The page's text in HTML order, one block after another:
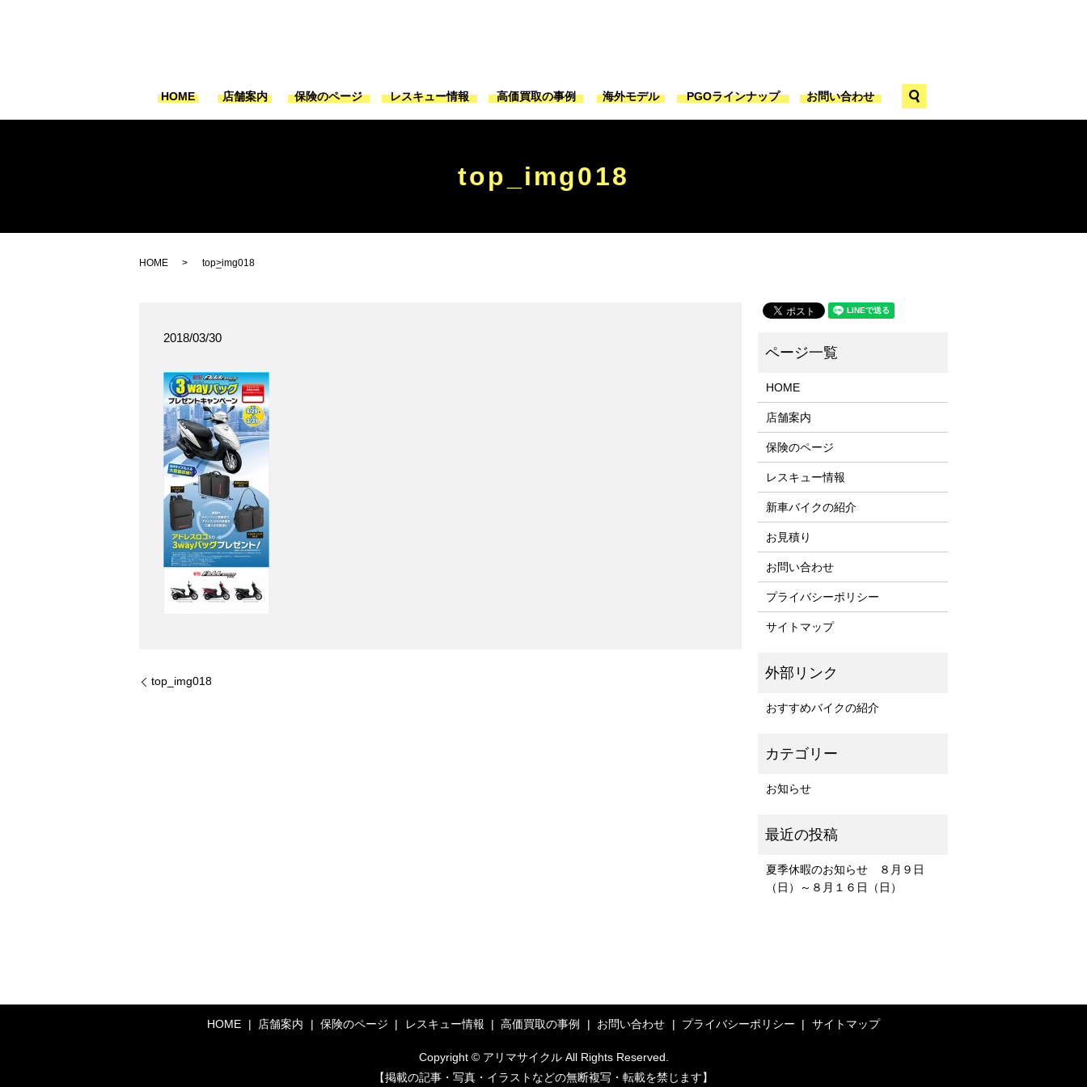
HOME 店舗案内 保険のページ レスキュー情報 高価買取の事例 海外モデル PGOラインナップ お問い合わせ
top_img018
HOME top_img018
2018/03/30
top_img018
HOME
店舗案内
保険のページ
レスキュー情報
新車バイクの紹介
お見積り
お問い合わせ
プライバシーポリシー
サイトマップ
おすすめバイクの紹介
お知らせ
夏季休暇のお知らせ ８月９日
（日）～８月１６日（日）
HOME 店舗案内 保険のページ レスキュー情報 高価買取の事例 お問い合わせ プライバシーポリシー サイトマップ
Copyright © アリマサイクル All Rights Reserved.
【掲載の記事・写真・イラストなどの無断複写・転載を禁じます】